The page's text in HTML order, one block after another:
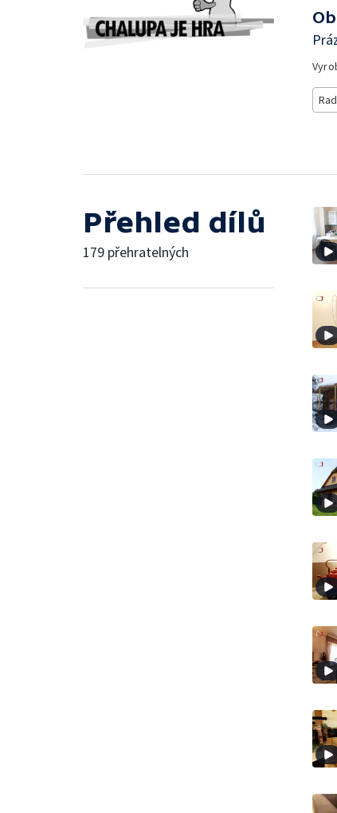
Přehled dílů
179 přehratelných